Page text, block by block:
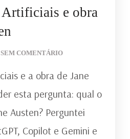
e obra
SEM COMENTÁRIOEM
ARTIFICIAIS
OBRA
DE
AUSTEN
e a obra de Jane
esta pergunta: qual o
Austen? Perguntei
Copilot e Gemini e